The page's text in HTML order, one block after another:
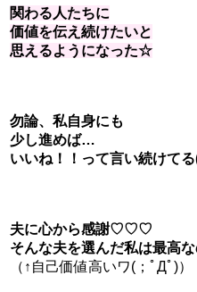
関わる人たちに
価値を伝え続けたいと
思えるようになった☆
勿論、私自身にも
少し進めば…
いいね！！って言い続けて
夫に心から感謝♡♡♡
そんな夫を選んだ私は最高
（↑自己価値高いワ(；ﾟДﾟ)）